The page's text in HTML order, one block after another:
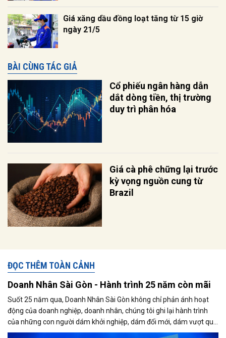
Giá xăng dầu đồng loạt tăng từ 15 giờ
ngày 21/5
BÀI CÙNG TÁC GIẢ
Cổ phiếu ngân hàng dẫn
dắt dòng tiền, thị trường
duy trì phân hóa
Giá cà phê chững lại trước
kỳ vọng nguồn cung từ
Brazil
ĐỌC THÊM TOÀN CẢNH
Doanh Nhân Sài Gòn - Hành trình 25 năm còn mãi
Suốt 25 năm qua, Doanh Nhân Sài Gòn không chỉ phản ánh hoạt
động của doanh nghiệp, doanh nhân, chúng tôi ghi lại hành trình
của những con người dám khởi nghiệp, dám đổi mới, dám vượt qua
thất bại để tạo dựng giá trị cho xã hội...